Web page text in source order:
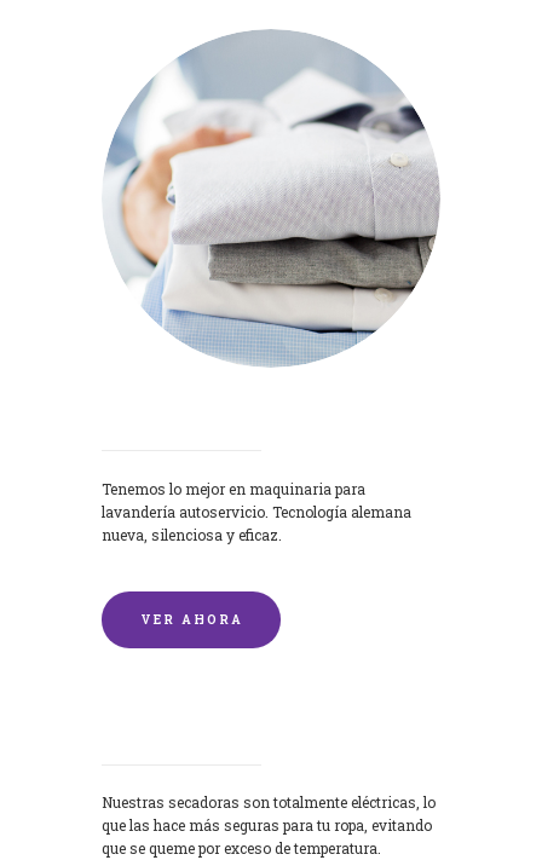
Tenemos lo mejor en maquinaria para
lavandería autoservicio. Tecnología alemana
nueva, silenciosa y eficaz.
VER AHORA
Nuestras secadoras son totalmente eléctricas, lo
que las hace más seguras para tu ropa, evitando
que se queme por exceso de temperatura.